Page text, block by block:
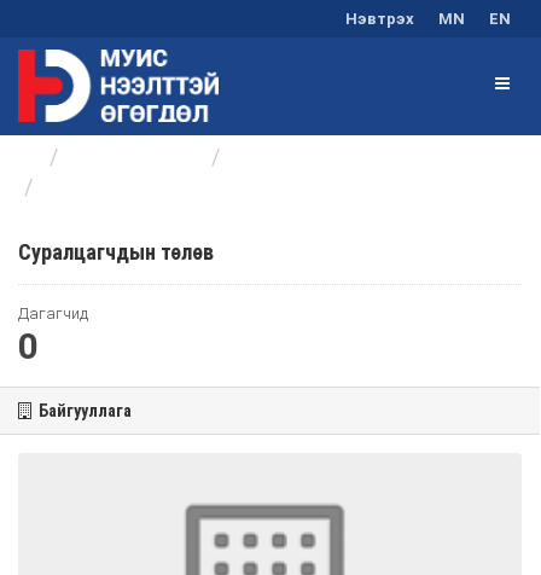
Нэвтрэх MN EN
Суралцагчдын төлөв
Дагагчид
0
Байгууллага